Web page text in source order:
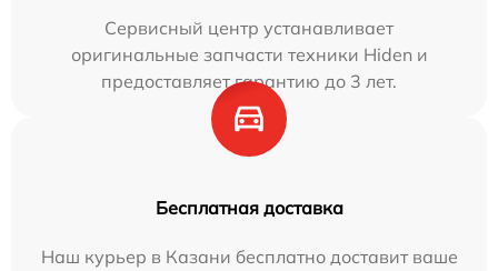
Сервисный центр устанавливает
оригинальные запчасти техники Hiden и
предоставляет гарантию до 3 лет.
Бесплатная доставка
Наш курьер в Казани бесплатно доставит ваше